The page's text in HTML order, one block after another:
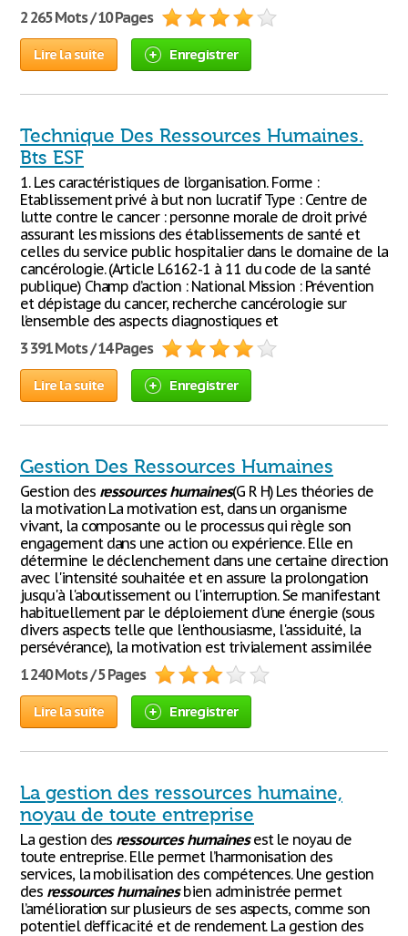
2 265 Mots / 10 Pages
Lire la suite Enregistrer
Technique Des Ressources Humaines.
Bts ESF
1. Les caractéristiques de l’organisation. Forme :
Etablissement privé à but non lucratif Type : Centre de
lutte contre le cancer : personne morale de droit privé
assurant les missions des établissements de santé et
celles du service public hospitalier dans le domaine de la
cancérologie. (Article L6162-1 à 11 du code de la santé
publique) Champ d’action : National Mission : Prévention
et dépistage du cancer, recherche cancérologie sur
l’ensemble des aspects diagnostiques et
3 391 Mots / 14 Pages
Lire la suite Enregistrer
Gestion Des Ressources Humaines
Gestion des ressources humaines(G R H) Les théories de
la motivation La motivation est, dans un organisme
vivant, la composante ou le processus qui règle son
engagement dans une action ou expérience. Elle en
détermine le déclenchement dans une certaine direction
avec l'intensité souhaitée et en assure la prolongation
jusqu'à l'aboutissement ou l'interruption. Se manifestant
habituellement par le déploiement d'une énergie (sous
divers aspects telle que l'enthousiasme, l'assiduité, la
persévérance), la motivation est trivialement assimilée
1 240 Mots / 5 Pages
Lire la suite Enregistrer
La gestion des ressources humaine,
noyau de toute entreprise
La gestion des ressources humainesest le noyau de
toute entreprise. Elle permet l’harmonisation des
services, la mobilisation des compétences. Une gestion
des ressources humainesbien administrée permet
l’amélioration sur plusieurs de ses aspects, comme son
potentiel d’efficacité et de rendement. La gestion des